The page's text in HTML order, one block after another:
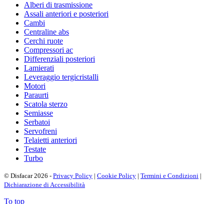
Alberi di trasmissione
Assali anteriori e posteriori
Cambi
Centraline abs
Cerchi ruote
Compressori ac
Differenziali posteriori
Lamierati
Leveraggio tergicristalli
Motori
Paraurti
Scatola sterzo
Semiasse
Serbatoi
Servofreni
Telaietti anteriori
Testate
Turbo
© Disfacar 2026 - Privacy Policy | Cookie Policy | Termini e Condizioni |
Dichiarazione di Accessibilità
To top